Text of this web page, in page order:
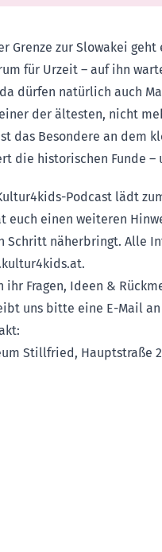
Grenze zur Slowakei
für Urzeit – auf ihn
dürfen natürlich auch
der ältesten, nicht
das Besondere an dem
die historischen Funde
Podcast lädt
euch einen weiteren
Schritt näherbringt. Alle
.
ihr Fragen, Ideen &
uns bitte eine E-Mail an
Stillfried, Hauptstraße